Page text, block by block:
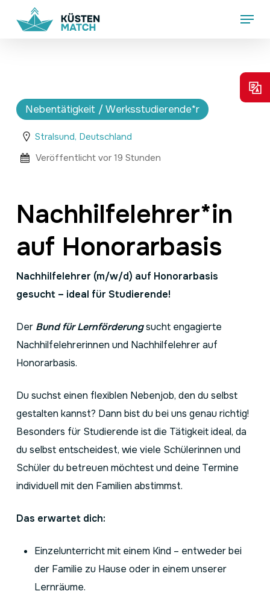
Menu
Nebentätigkeit / Werksstudierende*r
Stralsund, Deutschland
Veröffentlicht vor 19 Stunden
Nachhilfelehrer*in
auf Honorarbasis
Nachhilfelehrer (m/w/d) auf Honorarbasis
gesucht – ideal für Studierende!
Der Bund für Lernförderungsucht engagierte
Nachhilfelehrerinnen und Nachhilfelehrer auf
Honorarbasis.
Du suchst einen flexiblen Nebenjob, den du selbst
gestalten kannst? Dann bist du bei uns genau richtig!
Besonders für Studierende ist die Tätigkeit ideal, da
du selbst entscheidest, wie viele Schülerinnen und
Schüler du betreuen möchtest und deine Termine
individuell mit den Familien abstimmst.
Das erwartet dich:
Einzelunterricht mit einem Kind – entweder bei
der Familie zu Hause oder in einem unserer
Lernräume.